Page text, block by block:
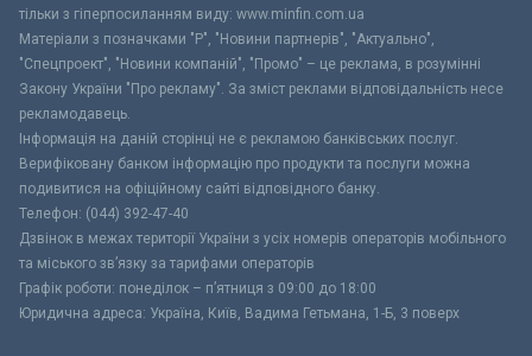
тільки з гіперпосиланням виду: www.minfin.com.ua
Матеріали з позначками "Р", "Новини партнерів", "Актуально",
"Спецпроект", "Новини компаній", "Промо" – це реклама, в розумінні
Закону України "Про рекламу". За зміст реклами відповідальність несе
рекламодавець.
Інформація на даній сторінці не є рекламою банківських послуг.
Верифіковану банком інформацію про продукти та послуги можна
подивитися на офіційному сайті відповідного банку.
Телефон: (044) 392-47-40
Дзвінок в межах території України з усіх номерів операторів мобільного
та міського зв’язку за тарифами операторів
Графік роботи: понеділок – п’ятниця з 09:00 до 18:00
Юридична адреса: Україна, Київ, Вадима Гетьмана, 1-Б, 3 поверх